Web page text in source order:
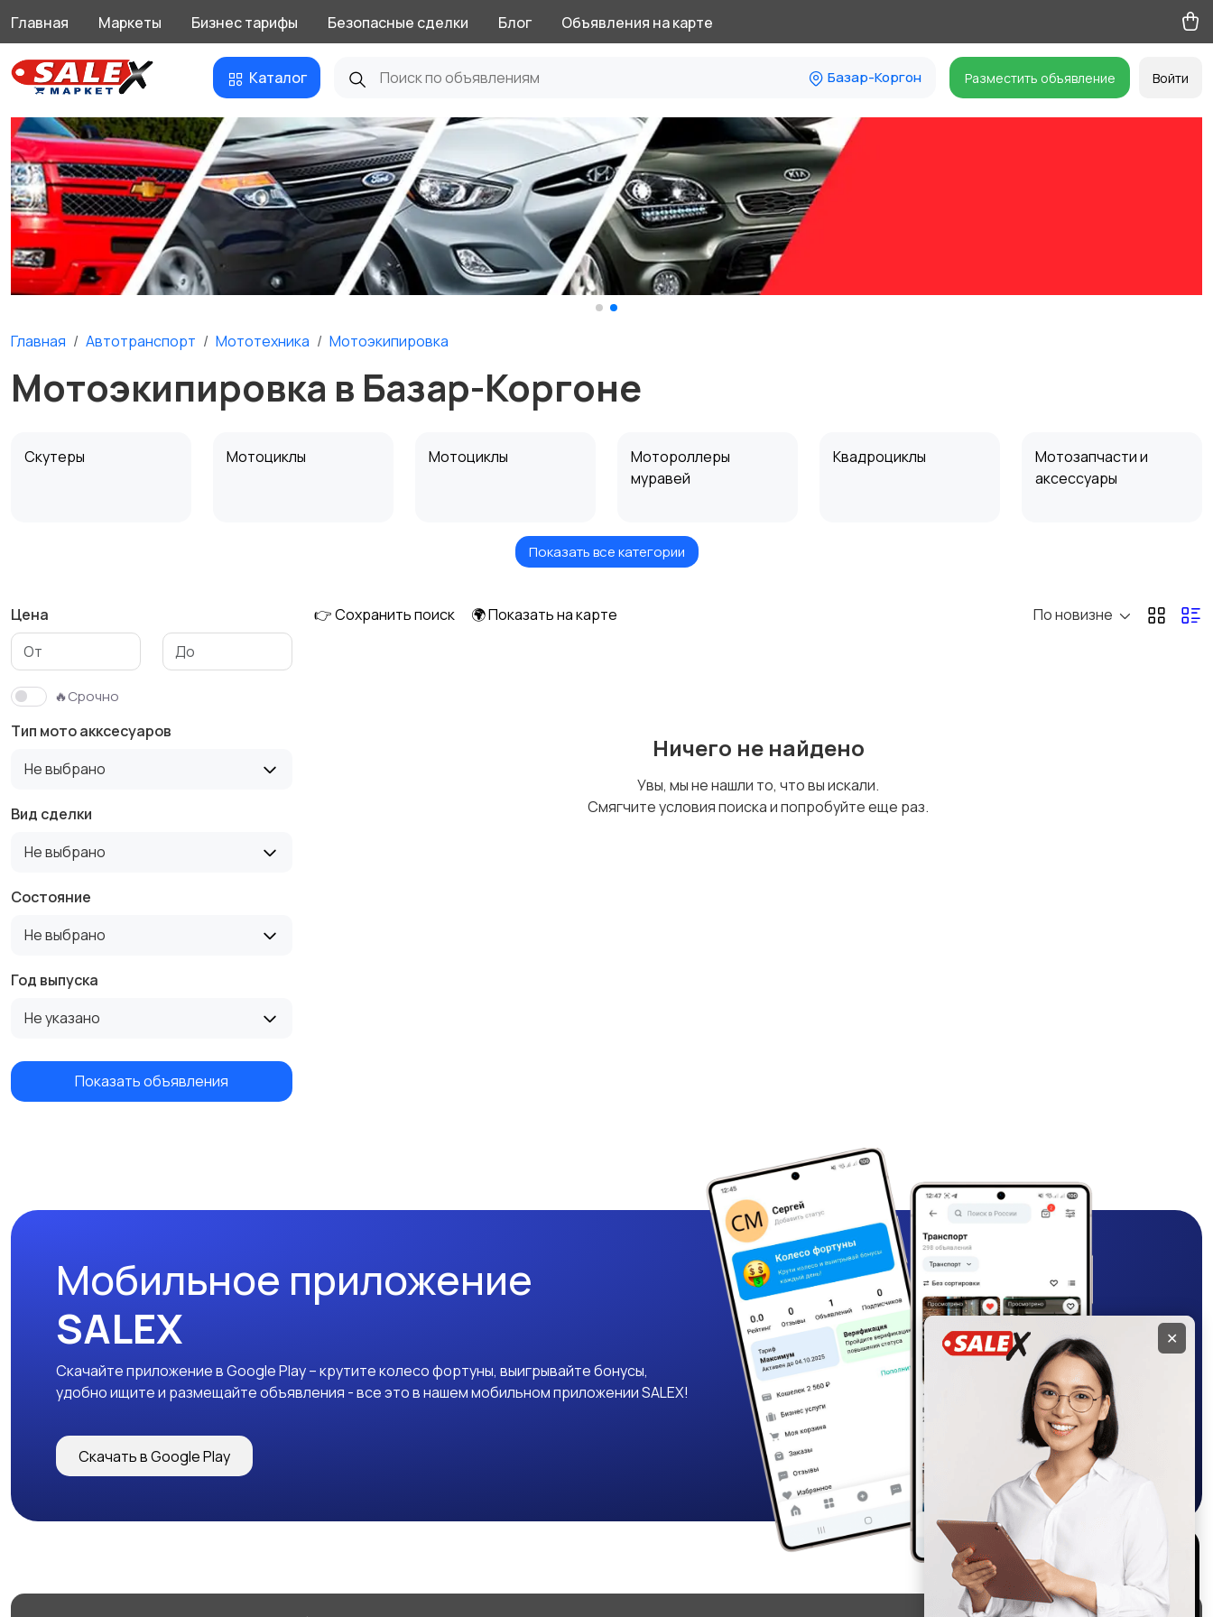
Главная Маркеты Бизнес тарифы Безопасные сделки Блог Объявления на карте
Каталог Базар-Коргон Разместить объявление Войти
Главная Автотранспорт Мототехника Мотоэкипировка
Мотоэкипировка в Базар-Коргоне
Скутеры Мотоциклы Мотоциклы
Мотороллеры
муравей
Квадроциклы
Мотозапчасти и
аксессуары
Другая мототехникаПоказать все категории
Цена
🔥Срочно
Тип мото акксесуаров
Не выбрано
Вид сделки
Не выбрано
Состояние
Не выбрано
Год выпуска
Не указано
Показать объявления
👉 Сохранить поиск 🌍 Показать на карте По новизне
Ничего не найдено
Увы, мы не нашли то, что вы искали.
Смягчите условия поиска и попробуйте еще раз.
Мобильное приложение
SALEX
Скачайте приложение в Google Play – крутите колесо фортуны, выигрывайте бонусы,
удобно ищите и размещайте объявления - все это в нашем мобильном приложении SALEX!
Скачать в Google Play
Используем куки и
рекомендательные
технологии
✕